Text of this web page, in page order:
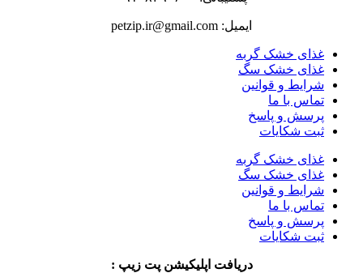
ایمیل: petzip.ir@gmail.com
غذای خشک گربه
غذای خشک سگ
شرایط و قوانین
تماس با ما
پرسش و پاسخ
ثبت شکایات
غذای خشک گربه
غذای خشک سگ
شرایط و قوانین
تماس با ما
پرسش و پاسخ
ثبت شکایات
دریافت اپلیکیشن پت زیپ :